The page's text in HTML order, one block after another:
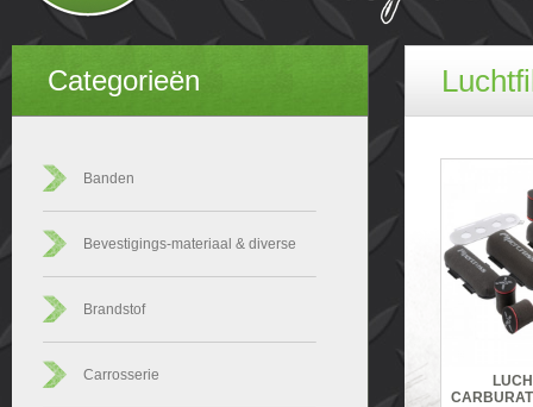
Categorieën
Banden
Bevestigings-materiaal & diverse
Brandstof
Carrosserie